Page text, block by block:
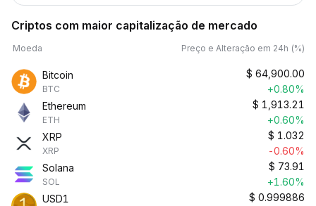
Criptos com maior capitalização de mercado
Moeda Preço e Alteração em 24h (%)
Bitcoin
BTC
$ 64,900.00
+0.80%
Ethereum
ETH
$ 1,913.21
+0.60%
XRP
XRP
$ 1.032
-0.60%
Solana
SOL
$ 73.91
+1.60%
USD1
$ 0.999886